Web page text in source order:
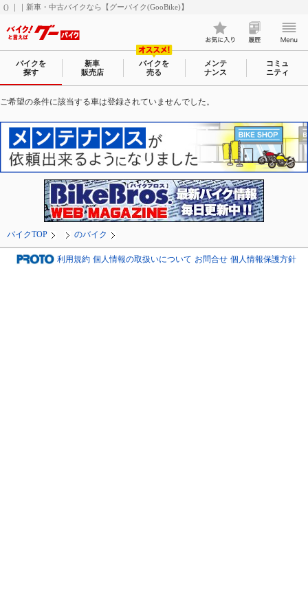
() ｜｜新車・中古バイクなら【グーバイク(GooBike)】
バイクを
探す
新車
販売店
バイクを
売る
メンテ
ナンス
コミュ
ニティ
ご希望の条件に該当する車は登録されていませんでした。
バイクTOP のバイク
利用規約 個人情報の取扱いについて お問合せ 個人情報保護方針